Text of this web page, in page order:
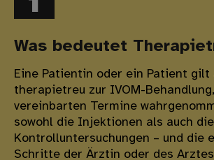
Was bedeutet
Eine Patientin oder ein Patient gilt
therapietreu zur IVOM-
vereinbarten Termine
sowohl die Injektionen als auch die
Kontrolluntersuchungen – und die
Schritte der Ärztin oder des